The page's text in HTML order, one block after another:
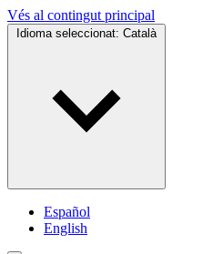
Vés al contingut principal
Idioma seleccionat: Català
Español
English